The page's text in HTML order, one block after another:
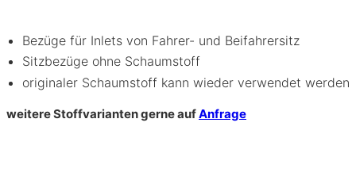
Bezüge für Inlets von Fahrer- und Beifahrersitz
Sitzbezüge ohne Schaumstoff
originaler Schaumstoff kann wieder verwendet werden
weitere Stoffvarianten gerne aufAnfrage